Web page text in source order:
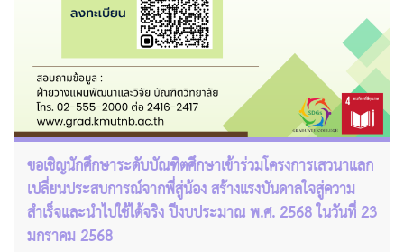
ขอเชิญนักศึกษาระดับบัณฑิตศึกษาเข้าร่วมโครงการเสวนาแลก
เปลี่ยนประสบการณ์จากพี่สู่น้อง สร้างแรงบันดาลใจสู่ความ
สำเร็จและนำไปใช้ได้จริง ปีงบประมาณ พ.ศ. 2568 ในวันที่ 23
มกราคม 2568